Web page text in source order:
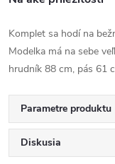
Komplet sa hodí na
Modelka má na sebe
hrudník 88 cm, pás 61
Parametre produktu
Diskusia